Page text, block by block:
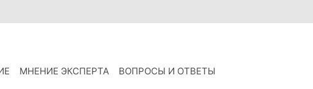
МНЕНИЕ ЭКСПЕРТА ВОПРОСЫ И ОТВЕТЫ